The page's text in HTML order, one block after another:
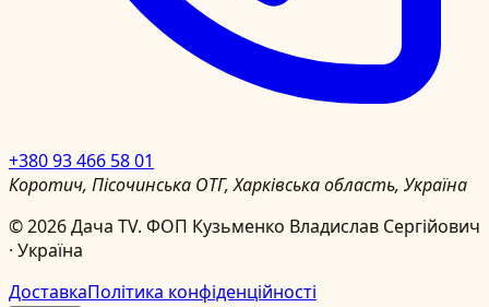
+380 93 466 58 01
Коротич, Пісочинська ОТГ, Харківська область, Україна
©2026Дача TV. ФОП Кузьменко Владислав Сергійович
· Україна
ДоставкаПолітика конфіденційності